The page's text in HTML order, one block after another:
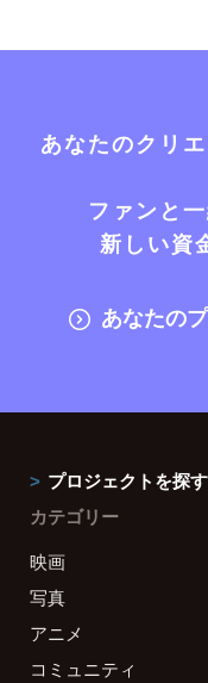
あなたのクリ
ファンと
新しい資
あなたの
プロジェクトを探す
カテゴリー
映画
写真
アニメ
コミュニティ